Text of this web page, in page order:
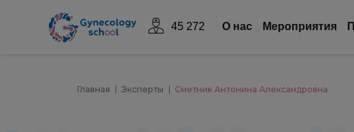
45 272 О нас Mероприятия
Главная Эксперты Сметник Антонина Александровна